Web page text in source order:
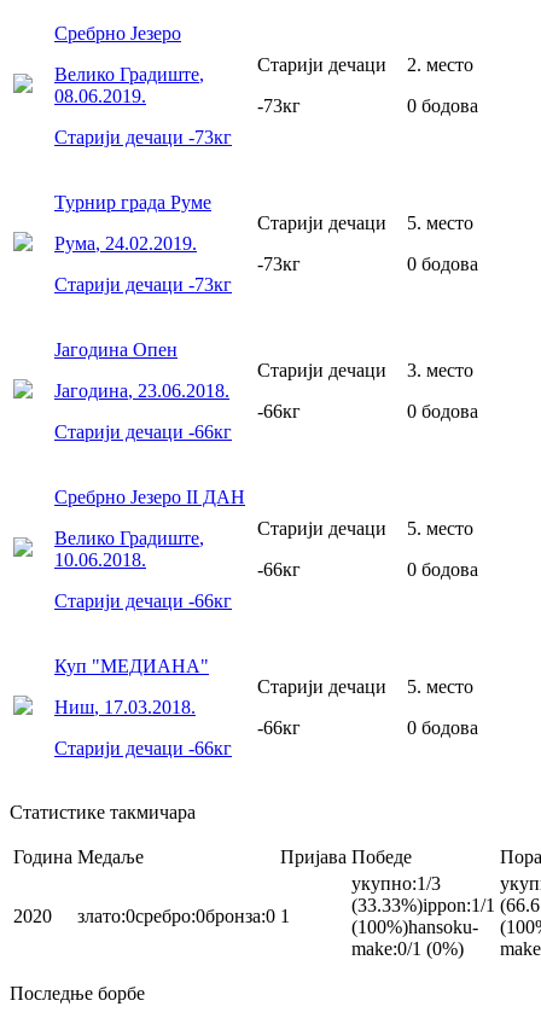
Сребрно Језеро
Велико Градиште,
08.06.2019.
Старији дечаци -73кг
Старији дечаци
-73кг
2. место
0 бодова
Турнир града Руме
Рума, 24.02.2019.
Старији дечаци -73кг
Старији дечаци
-73кг
5. место
0 бодова
Јагодина Опен
Јагодина, 23.06.2018.
Старији дечаци -66кг
Старији дечаци
-66кг
3. место
0 бодова
Сребрно Језеро II ДАН
Велико Градиште,
10.06.2018.
Старији дечаци -66кг
Старији дечаци
-66кг
5. место
0 бодова
Куп "МЕДИАНА"
Ниш, 17.03.2018.
Старији дечаци -66кг
Старији дечаци
-66кг
5. место
0 бодова
Статистике такмичара
Година Медаље Пријава Победе
2020 злато:0сребро:0бронза:0 1
укупно:1/3
(33.33%)ippon:1/1
(100%)hansoku-
make:0/1 (0%)
make
Последње борбе